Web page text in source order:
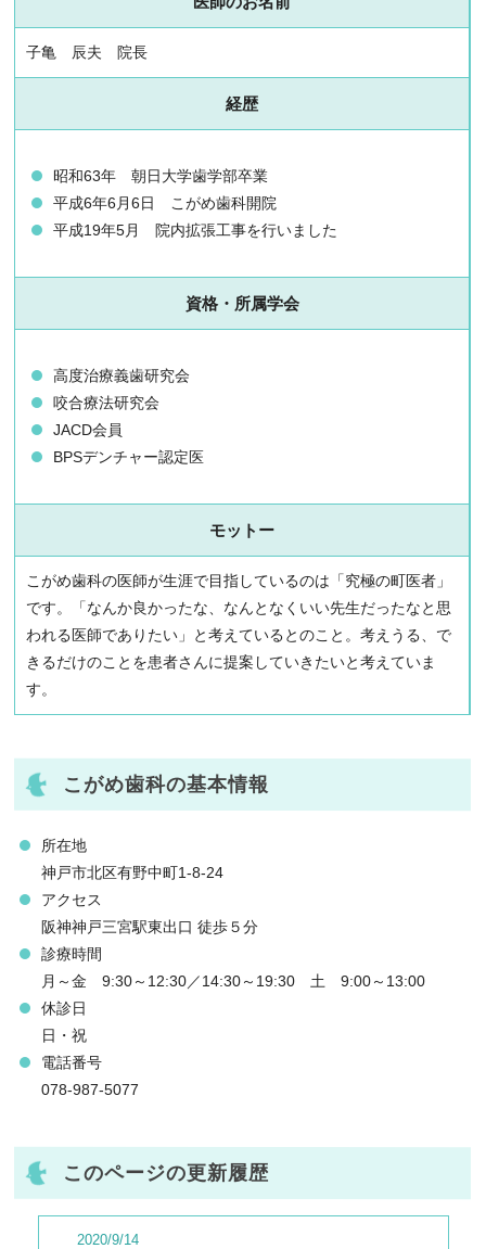
子亀 辰夫 院長
経歴
昭和63年 朝日大学歯学部卒業
平成6年6月6日 こがめ歯科開院
平成19年5月 院内拡張工事を行いました
資格・所属学会
高度治療義歯研究会
咬合療法研究会
JACD会員
BPSデンチャー認定医
モットー
こがめ歯科の医師が生涯で目指しているのは「究極の町医者」
です。「なんか良かったな、なんとなくいい先生だったなと思
われる医師でありたい」と考えているとのこと。考えうる、で
きるだけのことを患者さんに提案していきたいと考えていま
す。
こがめ歯科の基本情報
所在地
神戸市北区有野中町1-8-24
アクセス
阪神神戸三宮駅東出口 徒歩５分
診療時間
月～金 9:30～12:30／14:30～19:30 土 9:00～13:00
休診日
日・祝
電話番号
078-987-5077
このページの更新履歴
2020/9/14